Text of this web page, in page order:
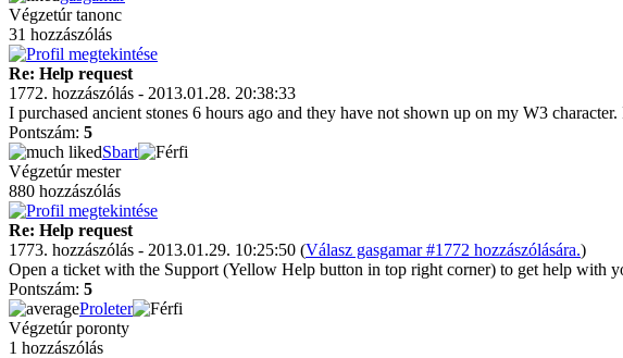
Végzetúr tanonc
31 hozzászólás
Re: Help request
1772. hozzászólás - 2013.01.28. 20:38:33
I purchased ancient stones 6 hours ago and they have not shown up on my W3
Pontszám: 5
Sbart
Végzetúr mester
880 hozzászólás
Re: Help request
1773. hozzászólás - 2013.01.29. 10:25:50 (Válasz gasgamar #1772 hozzászólására.)
Open a ticket with the Support (Yellow Help button in top right corner) to get help with
Pontszám: 5
Proleter
Végzetúr poronty
1 hozzászólás